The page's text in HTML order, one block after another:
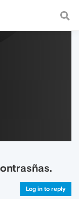
fast and
Log in to reply